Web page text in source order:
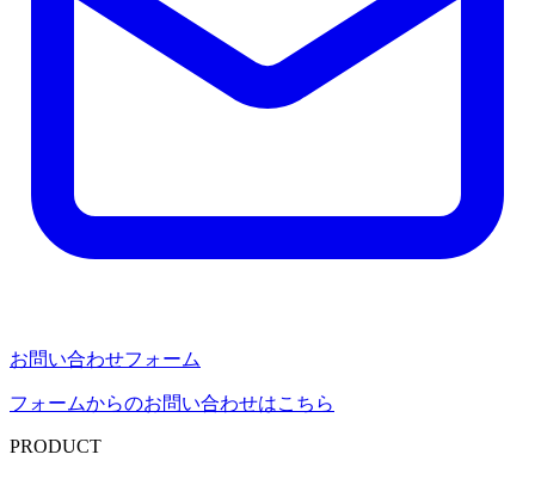
お問い合わせフォーム
フォームからのお問い合わせはこちら
PRODUCT